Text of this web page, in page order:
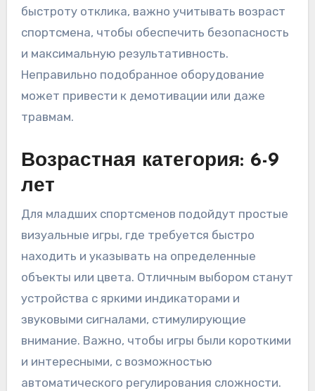
быстроту отклика, важно учитывать возраст
спортсмена, чтобы обеспечить безопасность
и максимальную результативность.
Неправильно подобранное оборудование
может привести к демотивации или даже
травмам.
Возрастная категория: 6-9
лет
Для младших спортсменов подойдут простые
визуальные игры, где требуется быстро
находить и указывать на определенные
объекты или цвета. Отличным выбором станут
устройства с яркими индикаторами и
звуковыми сигналами, стимулирующие
внимание. Важно, чтобы игры были короткими
и интересными, с возможностью
автоматического регулирования сложности.